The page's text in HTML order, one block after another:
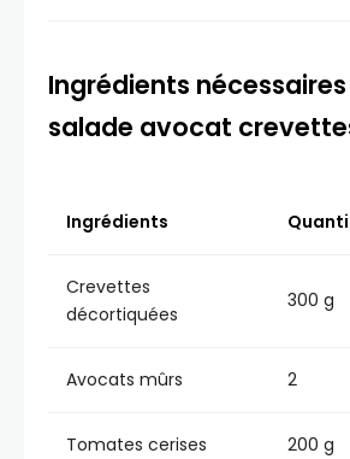
Ingrédients
salade avocat
Ingrédients
Crevettes
décortiquées
300 g
Avocats mûrs 2
Tomates cerises 200 g